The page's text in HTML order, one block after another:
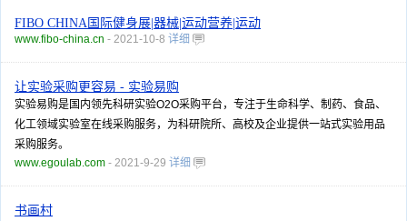
FIBO CHINA国际健身展|器械|运动营养|运动
www.fibo-china.cn - 2021-10-8 详细
让实验采购更容易 - 实验易购
实验易购是国内领先科研实验O2O采购平台，专注于生命科学、制药、食品、
化工领域实验室在线采购服务，为科研院所、高校及企业提供一站式实验用品
采购服务。
www.egoulab.com - 2021-9-29 详细
书画村